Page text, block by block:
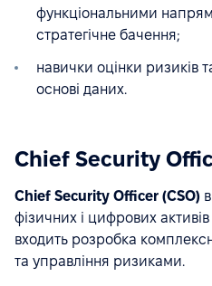
функціональними
стратегічне бачення;
навички оцінки ризиків
основі даних.
Chief Security
Chief Security Officer (CSO)
фізичних і цифрових
входить розробка
та управління ризиками.